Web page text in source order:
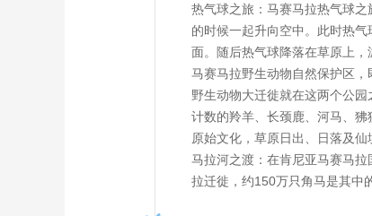
热气球之旅：马赛马拉热气球
的时候一起升向空中。此时热
面。随后热气球降落在草原上
马赛马拉野生动物自然保护区
野生动物大迁徙就在这两个公
计数的羚羊、长颈鹿、河马、
原始文化，草原日出、日落及
马拉河之渡：在肯尼亚马赛马
拉迁徙，约150万只角马是其中